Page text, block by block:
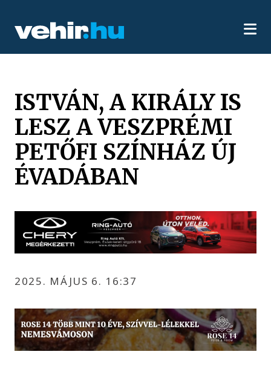
ISTVÁN, A KIRÁLY IS
LESZ A VESZPRÉMI
PETŐFI SZÍNHÁZ ÚJ
ÉVADÁBAN
2025. MÁJUS 6. 16:37